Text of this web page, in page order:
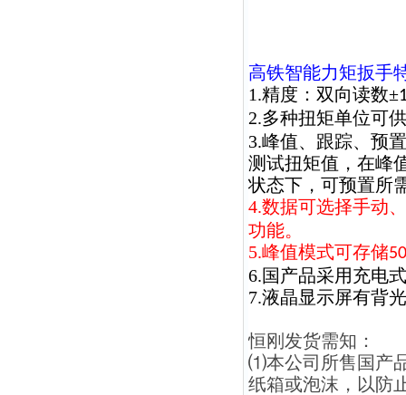
高铁智能力矩扳手
1.精度：双向读数±
2.多种扭矩单位可
3.峰值、跟踪、预
测试扭矩值，在峰
状态下，可预置所
4.数据可选择手动
功能。
5.峰值模式可存储
6.国产品采用充电
7.液晶显示屏有背
恒刚发货需知：
⑴本公司所售国产
纸箱或泡沫，以防